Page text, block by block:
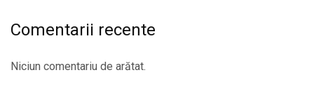
Comentarii recente
Niciun comentariu de arătat.